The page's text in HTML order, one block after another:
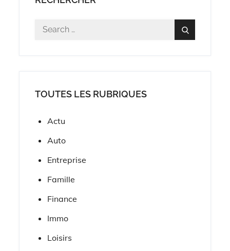
Search
Search
TOUTES LES RUBRIQUES
Actu
Auto
Entreprise
Famille
Finance
Immo
Loisirs